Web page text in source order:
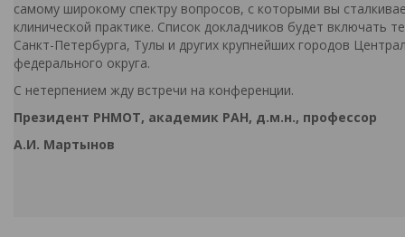
самому широкому спектру вопросов, с которыми вы
клинической практике. Список докладчиков будет включать
Санкт-Петербурга, Тулы и других крупнейших городов
федерального округа.
С нетерпением жду встречи на конференции.
Президент РНМОТ, академик РАН, д.м.н., профессор
А.И. Мартынов